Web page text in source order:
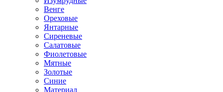
Венге
Ореховые
Янтарные
Сиреневые
Салатовые
Фиолетовые
Мятные
Золотые
Синие
Материал